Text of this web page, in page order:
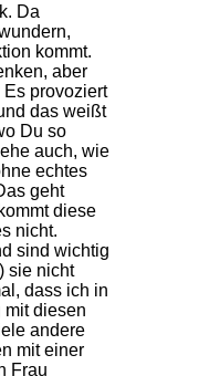
Da
kommt.
aber
provoziert
das weißt
Du so
auch, wie
echtes
geht
diese
nicht.
sind wichtig
sie nicht
dass ich in
mit diesen
andere
mit einer
Frau